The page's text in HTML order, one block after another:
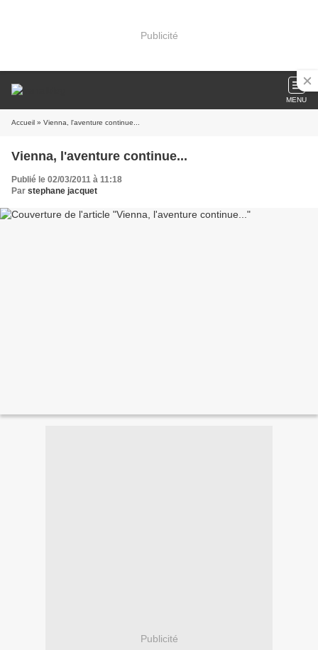
Publicité
MENU
Accueil » Vienna, l'aventure continue...
Vienna, l'aventure continue...
Publié le 02/03/2011 à 11:18
Par stephane jacquet
Publicité